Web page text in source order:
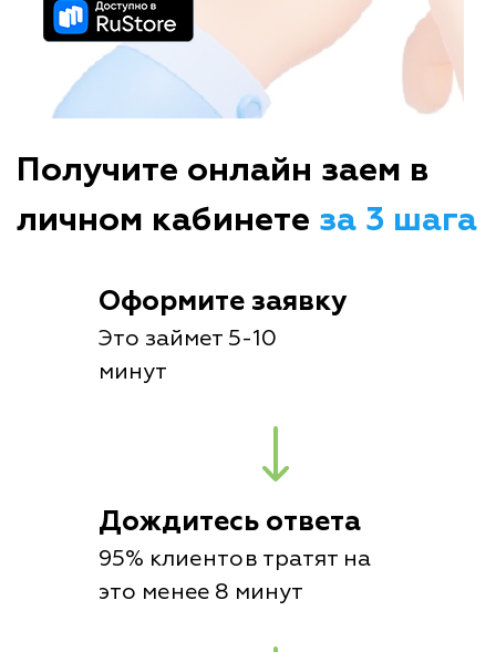
Получите онлайн заем в
личном кабинете за 3 шага
Оформите заявку
Это займет 5-10
минут
Дождитесь ответа
95% клиентов тратят на
это менее 8 минут